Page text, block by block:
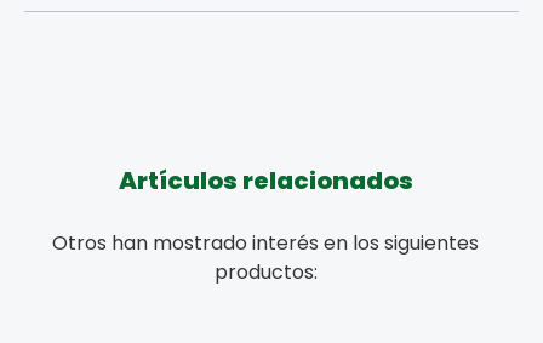
Artículos relacionados
Otros han mostrado interés en los siguientes
productos: